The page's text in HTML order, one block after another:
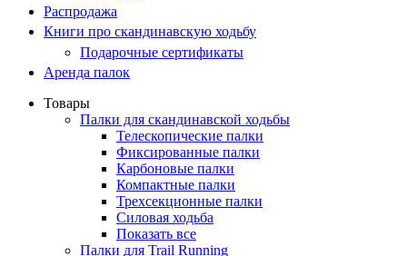
Распродажа
Книги про скандинавскую ходьбу
Подарочные сертификаты
Аренда палок
Товары
Палки для скандинавской ходьбы
Телескопические палки
Фиксированные палки
Карбоновые палки
Компактные палки
Трехсекционные палки
Силовая ходьба
Показать все
Палки для Trail Running